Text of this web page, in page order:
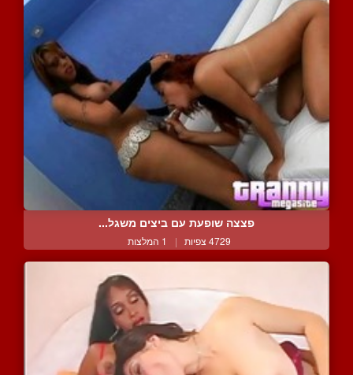
פצצה שופעת עם ביצים משגל...
4729 צפיות | 1 המלצות